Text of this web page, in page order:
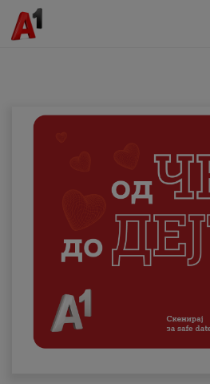
Деловни
Поддршка
Надополни кредит
Плати сметка